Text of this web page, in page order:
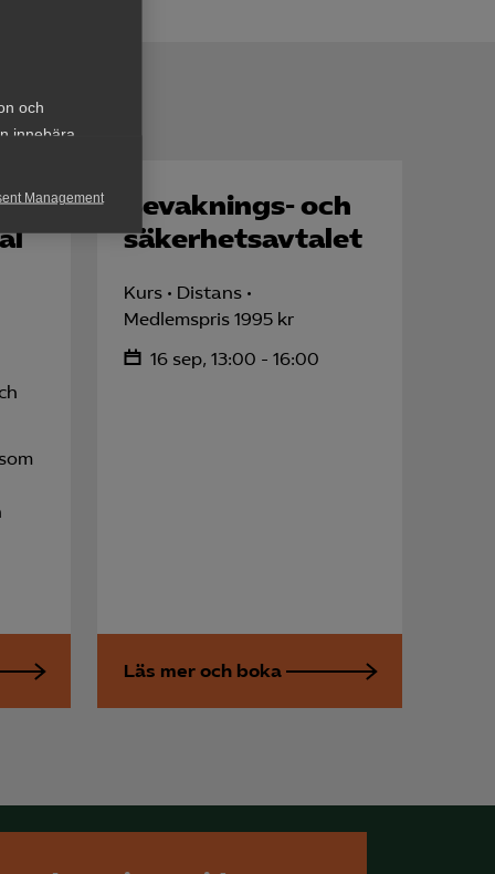
och
innebära
Management
Bevaknings- och
säkerhets­avtalet
Kurs
Distans
Medlemspris 1995 kr
16 sep, 13:00 - 16:00
Läs mer och boka